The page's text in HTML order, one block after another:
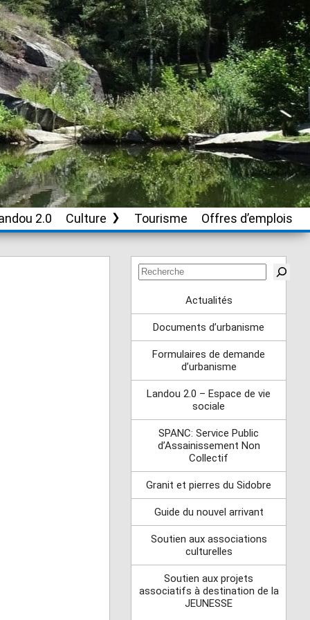
2.0 Culture
Soutien aux
associations culturelles
Tourisme Offres d’emplois
Rechercher
Actualités
Documents d’urbanisme
Formulaires de demande
d’urbanisme
Landou 2.0 – Espace de vie
sociale
SPANC: Service Public
d’Assainissement Non
Collectif
Granit et pierres du Sidobre
Guide du nouvel arrivant
Soutien aux associations
culturelles
Soutien aux projets
associatifs à destination de la
JEUNESSE